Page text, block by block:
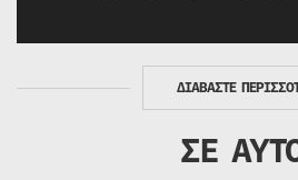
ΔΙΑΒΑΣΤΕ
ΣΕ